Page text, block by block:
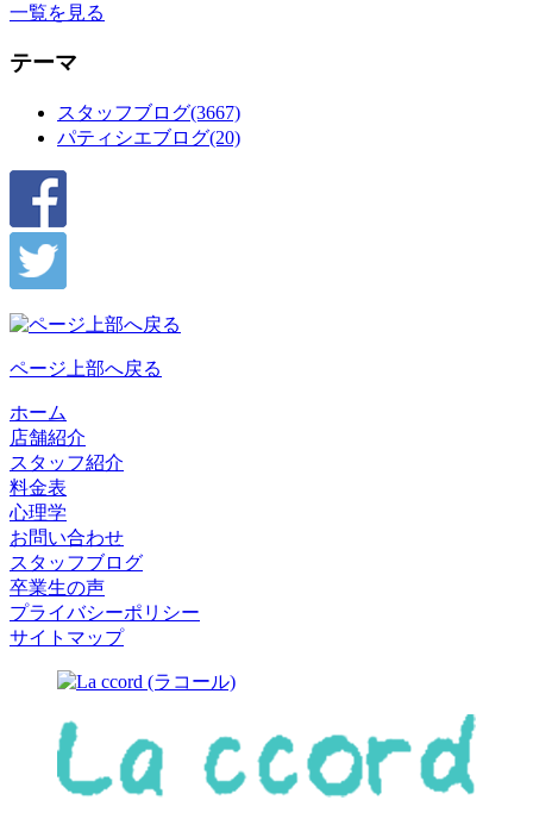
一覧を見る
テーマ
スタッフブログ(3667)
パティシエブログ(20)
ページ上部へ戻る
ホーム
店舗紹介
スタッフ紹介
料金表
心理学
お問い合わせ
スタッフブログ
卒業生の声
プライバシーポリシー
サイトマップ